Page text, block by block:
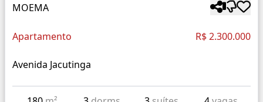
MOEMA
Apartamento R$ 2.300.000
Avenida Jacutinga